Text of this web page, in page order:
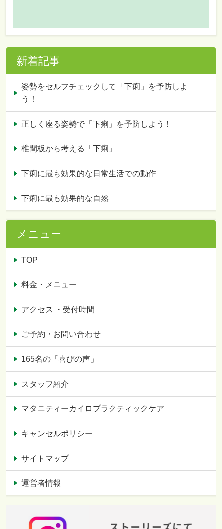
新着記事
姿勢をセルフチェックして「下痢」を予防しよ
う！
正しく座る姿勢で「下痢」を予防しよう！
椎間板から考える「下痢」
下痢に最も効果的な日常生活での動作
下痢に最も効果的な自然
メニュー
TOP
料金・メニュー
アクセス ・受付時間
ご予約・お問い合わせ
165名の「喜びの声」
スタッフ紹介
マタニティーカイロプラクティックケア
キャンセルポリシー
サイトマップ
運営者情報